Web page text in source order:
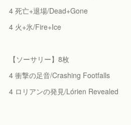
4 死亡+退場/Dead+Gone
4 火+氷/Fire+Ice
【ソーサリー】8枚
4 衝撃の足音/Crashing Footfalls
4 ロリアンの発見/Lórien Revealed